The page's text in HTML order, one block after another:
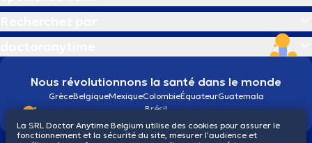
Nous révolutionnons la santé dans le monde
GrèceBelgiqueMexiqueColombieÉquateurGuatemala
Brésil
La SRL Doctor Anytime Belgium utilise des cookies pour assurer le
fonctionnement et la sécurité du site, mesurer l’audience et